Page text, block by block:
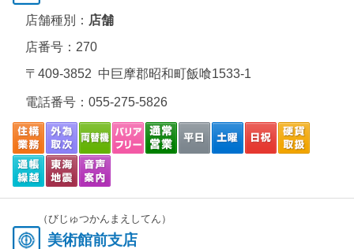
店舗種別： 店舗
店番号：270
〒409-3852 中巨摩郡昭和町飯喰1533-1
電話番号： 055-275-5826
（びじゅつかんまえしてん）
美術館前支店